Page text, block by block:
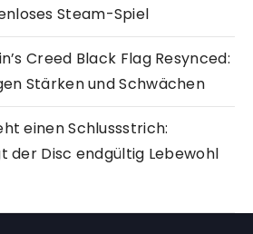
Steam-Spiel
Creed Black Flag Resynced:
Stärken und Schwächen
einen Schlussstrich:
der Disc endgültig Lebewohl